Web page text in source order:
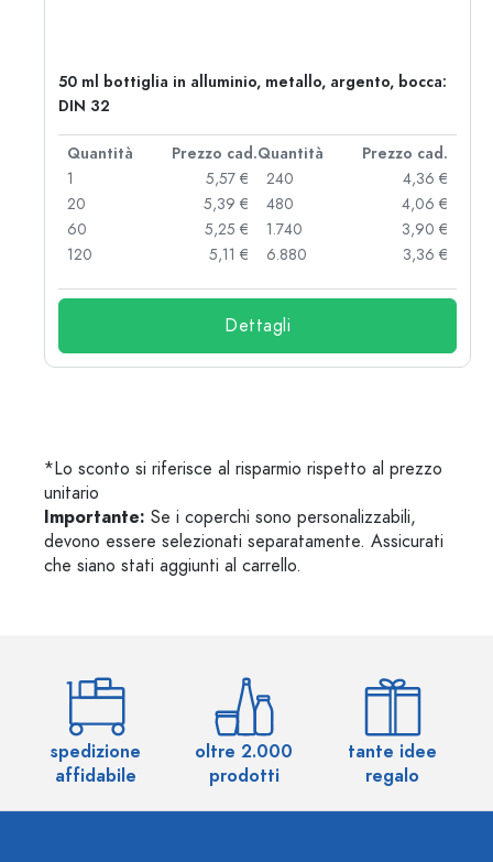
50 ml bottiglia in alluminio, metallo, argento, bocca:
DIN 32
Quantità Prezzo cad.Quantità
Prezzo cad.
1
5,57 €
20
5,39 €
60
5,25 €
120
5,11 €
240
4,36 €
480
4,06 €
1.740
3,90 €
6.880
3,36 €
Dettagli
*Lo sconto si riferisce al risparmio rispetto al prezzo
unitario
Importante: Se i coperchi sono personalizzabili,
devono essere selezionati separatamente. Assicurati
che siano stati aggiunti al carrello.
spedizione
affidabile
oltre 2.000
prodotti
tante idee
regalo